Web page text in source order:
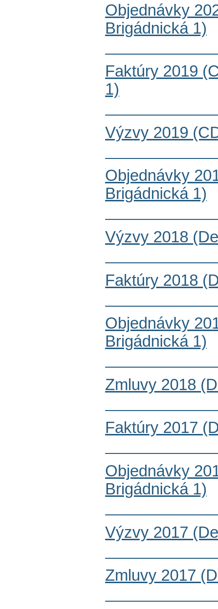
Objednávky
Brigádnická 1)
Faktúry 2019
1)
Výzvy 2019
Objednávky
Brigádnická 1)
Výzvy 2018
Faktúry 2018
Objednávky
Brigádnická 1)
Zmluvy 2018
Faktúry 2017
Objednávky
Brigádnická 1)
Výzvy 2017
Zmluvy 2017